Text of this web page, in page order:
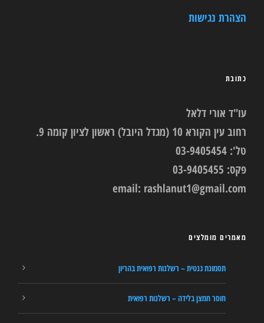
הצהרת נגישות
כתובת
עו"ד אורי דלאל
רחוב עין הקורא 10 (מגדל היובל) ראשון לציון קומה 9.
טל': 03-9405454
פקס: 03-9405455
email: rashlanut1@gmail.com
מאמרים מומלצים
תסמונת גנטית – רשלנות רפואית בהריון
חוסר חמצן בלידה – רשלנות רפואית